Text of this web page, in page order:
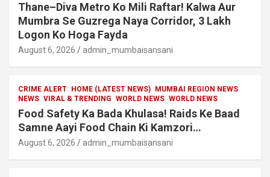
Thane–Diva Metro Ko Mili Raftar! Kalwa Aur
Mumbra Se Guzrega Naya Corridor, 3 Lakh
Logon Ko Hoga Fayda
August 6, 2026 admin_mumbaisansani
CRIME ALERT HOME (LATEST NEWS)
MUMBAI REGION NEWS
NEWS VIRAL & TRENDING WORLD NEWS WORLD NEWS
Food Safety Ka Bada Khulasa! Raids Ke Baad
Samne Aayi Food Chain Ki Kamzori…
August 6, 2026 admin_mumbaisansani